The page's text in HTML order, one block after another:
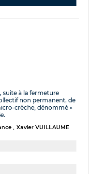
suite à la fermeture
non permanent, de
crèche, dénommé «
Xavier VUILLAUME